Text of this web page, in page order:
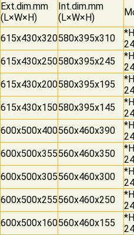
Ext.dim.mm
(L×W×H)
Int.dim.mm
(L×W×H)
615x430x320580x395x310
615x430x250580x395x245
615x430x200580x395x195
615x430x150580x395x145
600x500x400560x460x390
600x500x355560x460x350
600x500x305560x460x300
600x500x255560x460x250
600x500x160560x460x155